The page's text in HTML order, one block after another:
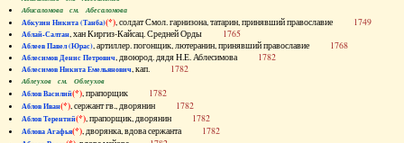
Абисаломова см. Абесаломова
Абкузин Никита (Танба)(*), солдат Смол. гарнизона, татарин, принявший православие 1749
Аблай-Салтан, хан Киргиз-Кайсац. Средней Орды 1765
Аблеев Павел (Юрас), артиллер. погонщик, лютеранин, принявший православие 1768
Аблесимов Денис Петрович, двоюрод. дядя Н.Е. Аблесимова 1782
Аблесимов Никита Емельянович, кап. 1782
Аблеухов см. Облеухов
Аблов Василий(*), прапорщик 1782
Аблов Иван(*), сержант гв., дворянин 1782
Аблов Терентий(*), прапорщик, дворянин 1782
Аблова Агафья(*), дворянка, вдова сержанта 1782